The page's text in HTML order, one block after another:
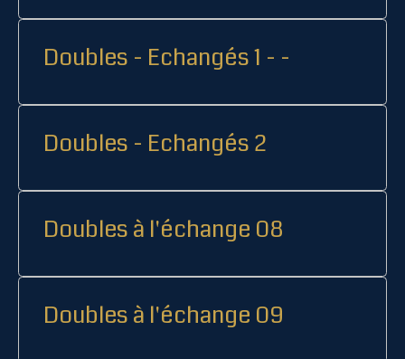
Doubles - Echangés 1 - -
Doubles - Echangés 2
Doubles à l'échange 08
Doubles à l'échange 09